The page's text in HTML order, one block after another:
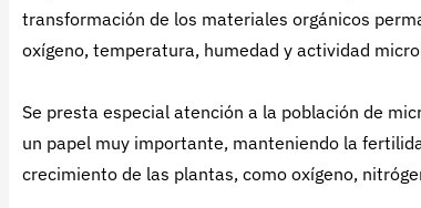
transformación de los materiales orgánicos
oxígeno, temperatura, humedad y actividad
Se presta especial atención a la población de
un papel muy importante, manteniendo la
crecimiento de las plantas, como oxígeno,